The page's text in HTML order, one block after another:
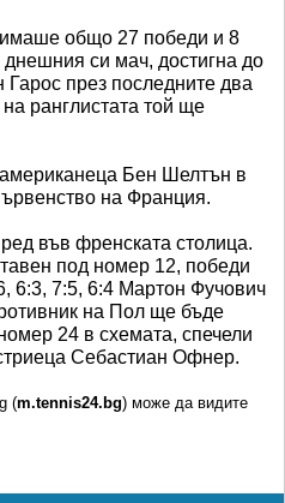
общо 27 победи и 8
си мач, достигна до
през последните два
ранглистата той ще
Бен Шелтън в
на Франция.
във френската столица.
под номер 12, победи
6:3, 7:5, 6:4 Мартон Фучович
на Пол ще бъде
24 в схемата, спечели
Себастиан Офнер.
(m.tennis24.bg) може да видите